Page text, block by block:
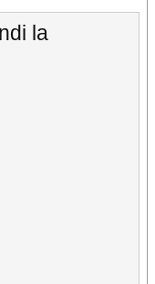
la